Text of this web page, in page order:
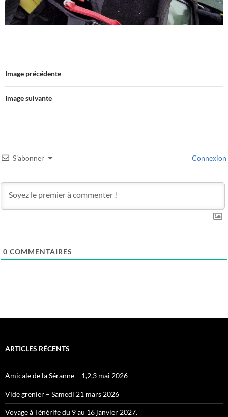
Image précédente
Image suivante
S’abonner Connexion
0 COMMENTAIRES
ARTICLES RÉCENTS
Amicale de la Séranne – 1,2,3 mai 2026
Vide grenier – Samedi 21 mars 2026
Voyage à Ténérife du 9 au 16 janvier 2027.